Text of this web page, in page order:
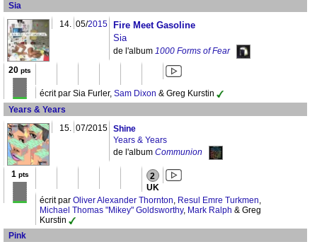
Sia
14. 05/2015
Fire Meet Gasoline
Sia
de l'album 1000 Forms of Fear
20 pts
écrit par Sia Furler, Sam Dixon & Greg Kurstin
Years & Years
15. 07/2015 Shine
Years & Years
de l'album Communion
1 pts 2
UK
écrit par Oliver Alexander Thornton, Resul Emre Turkmen,
Michael Thomas "Mikey" Goldsworthy, Mark Ralph & Greg
Kurstin
Pink